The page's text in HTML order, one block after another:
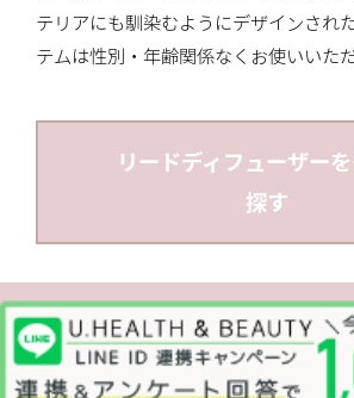
テリアにも馴染むようにデザインされ
テムは性別・年齢関係なくお使いいただ
リードディフューザー
探す